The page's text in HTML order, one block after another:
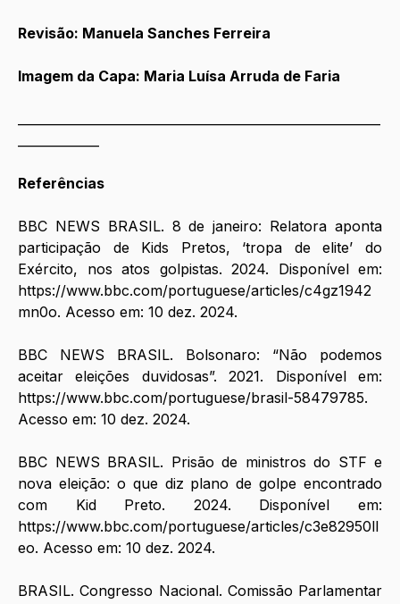
Revisão: Manuela Sanches Ferreira
Imagem da Capa: Maria Luísa Arruda de Faria
Referências
BBC NEWS BRASIL. 8 de janeiro: Relatora aponta
participação de Kids Pretos, ‘tropa de elite’ do
https://www.bbc.com/portuguese/articles/c4gz1942
mn0o. Acesso em: 10 dez. 2024.
BBC NEWS BRASIL. Bolsonaro: “Não podemos
https://www.bbc.com/portuguese/brasil-58479785.
Acesso em: 10 dez. 2024.
BBC NEWS BRASIL. Prisão de ministros do STF e
nova eleição: o que diz plano de golpe encontrado
https://www.bbc.com/portuguese/articles/c3e82950ll
eo. Acesso em: 10 dez. 2024.
BRASIL. Congresso Nacional. Comissão Parlamentar